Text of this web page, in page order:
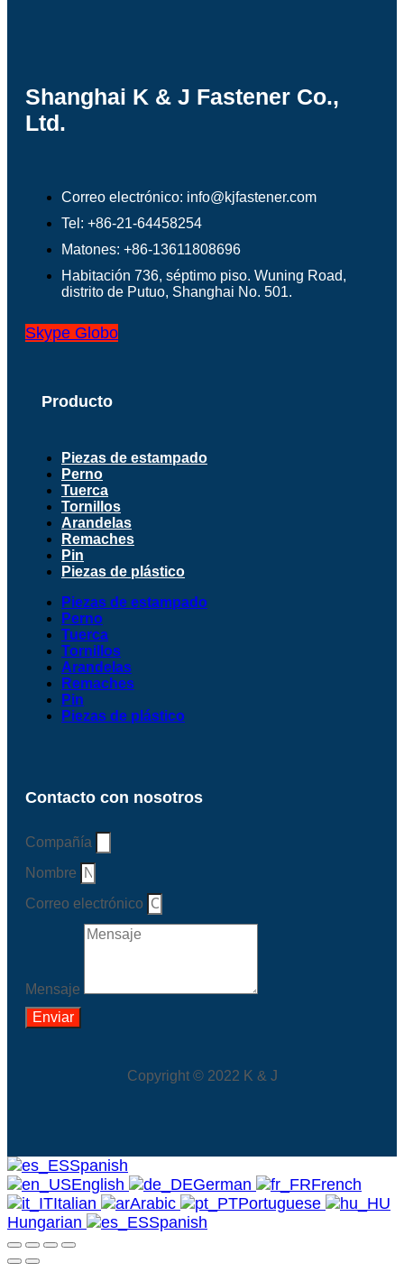
Shanghai K & J Fastener Co.,
Ltd.
Correo electrónico: info@kjfastener.com
Tel: +86-21-64458254
Matones: +86-13611808696
Habitación 736, séptimo piso. Wuning Road,
distrito de Putuo, Shanghai No. 501.
Skype Globo
Producto
Piezas de estampado
Perno
Tuerca
Tornillos
Arandelas
Remaches
Pin
Piezas de plástico
Piezas de estampado
Perno
Tuerca
Tornillos
Arandelas
Remaches
Pin
Piezas de plástico
Contacto con nosotros
Compañía
Nombre
Correo electrónico
Mensaje
Enviar
Copyright © 2022 K & J
Spanish
English
German
French
Italian
Arabic
Portuguese
Hungarian
Spanish